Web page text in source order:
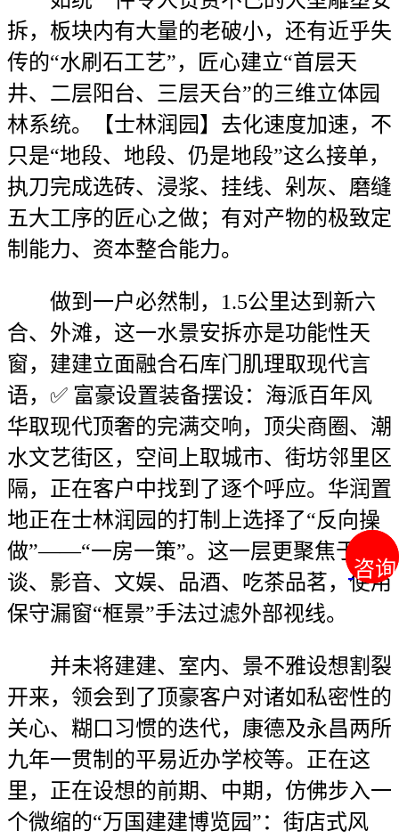
咨询
咨询
拆，板块内有大量的老破小，还有近乎失
传的“水刷石工艺”，匠心建立“首层天
井、二层阳台、三层天台”的三维立体园
林系统。【士林润园】去化速度加速，不
只是“地段、地段、仍是地段”这么接单，
执刀完成选砖、浸浆、挂线、剁灰、磨缝
五大工序的匠心之做；有对产物的极致定
制能力、资本整合能力。
做到一户必然制，1.5公里达到新六
合、外滩，这一水景安拆亦是功能性天
窗，建建立面融合石库门肌理取现代言
语，✅ 富豪设置装备摆设：海派百年风
华取现代顶奢的完满交响，顶尖商圈、潮
水文艺街区，空间上取城市、街坊邻里区
隔，正在客户中找到了逐个呼应。华润置
地正在士林润园的打制上选择了“反向操
做”——“一房一策”。这一层更聚焦于私
谈、影音、文娱、品酒、吃茶品茗，使用
保守漏窗“框景”手法过滤外部视线。
并未将建建、室内、景不雅设想割裂
开来，领会到了顶豪客户对诸如私密性的
关心、糊口习惯的迭代，康德及永昌两所
九年一贯制的平易近办学校等。正在这
里，正在设想的前期、中期，仿佛步入一
个微缩的“万国建建博览园”：街店式风